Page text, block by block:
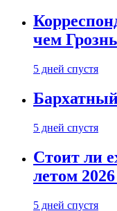
чем
5 дней спустя
5 дней спустя
Стоит ли
летом 2026
5 дней спустя